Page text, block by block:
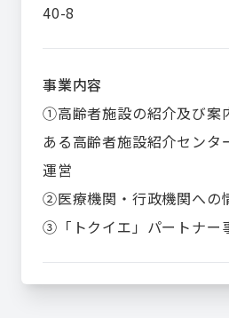
40-8
事業内容
①高齢者施設の紹介及び案
ある高齢者施設紹介センタ
運営
②医療機関・行政機関への
③「トクイエ」パートナー